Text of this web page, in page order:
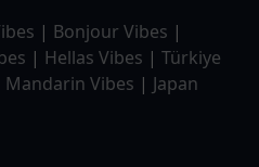
| Bonjour Vibes |
| Hellas Vibes | Türkiye
Mandarin Vibes | Japan